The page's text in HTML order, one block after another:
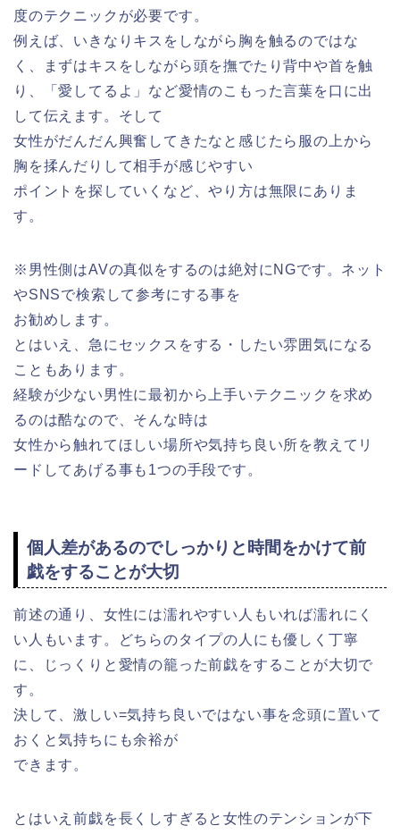
度のテクニックが必要です。
例えば、いきなりキスをしながら胸を触るのではな
く、まずはキスをしながら頭を撫でたり背中や首を触
り、「愛してるよ」など愛情のこもった言葉を口に出
して伝えます。そして
女性がだんだん興奮してきたなと感じたら服の上から
胸を揉んだりして相手が感じやすい
ポイントを探していくなど、やり方は無限にありま
す。
※男性側はAVの真似をするのは絶対にNGです。ネット
やSNSで検索して参考にする事を
お勧めします。
とはいえ、急にセックスをする・したい雰囲気になる
こともあります。
経験が少ない男性に最初から上手いテクニックを求め
るのは酷なので、そんな時は
女性から触れてほしい場所や気持ち良い所を教えてリ
ードしてあげる事も1つの手段です。
個人差があるのでしっかりと時間をかけて前
戯をすることが大切
前述の通り、女性には濡れやすい人もいれば濡れにく
い人もいます。どちらのタイプの人にも優しく丁寧
に、じっくりと愛情の籠った前戯をすることが大切で
す。
決して、激しい=気持ち良いではない事を念頭に置いて
おくと気持ちにも余裕が
できます。
とはいえ前戯を長くしすぎると女性のテンションが下